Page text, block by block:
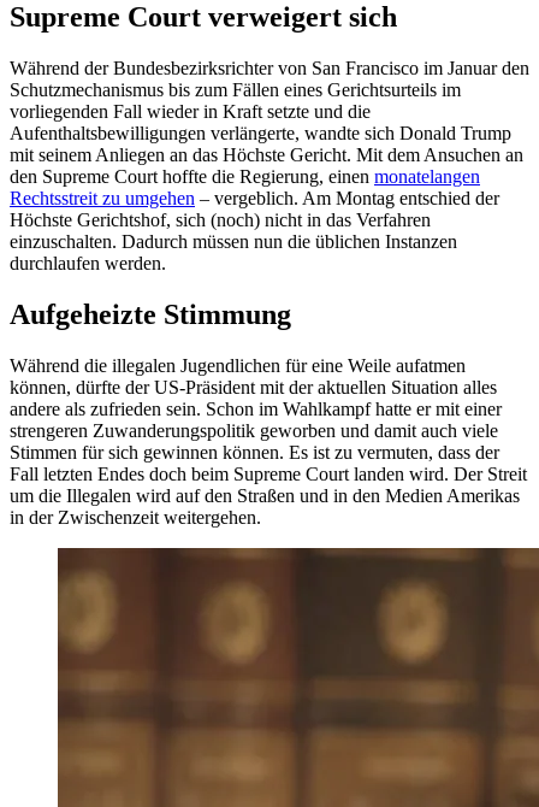
Supreme Court verweigert sich
Während der Bundesbezirksrichter von San Francisco im Januar den
Schutzmechanismus bis zum Fällen eines Gerichtsurteils im
vorliegenden Fall wieder in Kraft setzte und die
Aufenthaltsbewilligungen verlängerte, wandte sich Donald Trump
mit seinem Anliegen an das Höchste Gericht. Mit dem Ansuchen an
den Supreme Court hoffte die Regierung, einen monatelangen
Rechtsstreit zu umgehen – vergeblich. Am Montag entschied der
Höchste Gerichtshof, sich (noch) nicht in das Verfahren
einzuschalten. Dadurch müssen nun die üblichen Instanzen
durchlaufen werden.
Aufgeheizte Stimmung
Während die illegalen Jugendlichen für eine Weile aufatmen
können, dürfte der US-Präsident mit der aktuellen Situation alles
andere als zufrieden sein. Schon im Wahlkampf hatte er mit einer
strengeren Zuwanderungspolitik geworben und damit auch viele
Stimmen für sich gewinnen können. Es ist zu vermuten, dass der
Fall letzten Endes doch beim Supreme Court landen wird. Der Streit
um die Illegalen wird auf den Straßen und in den Medien Amerikas
in der Zwischenzeit weitergehen.